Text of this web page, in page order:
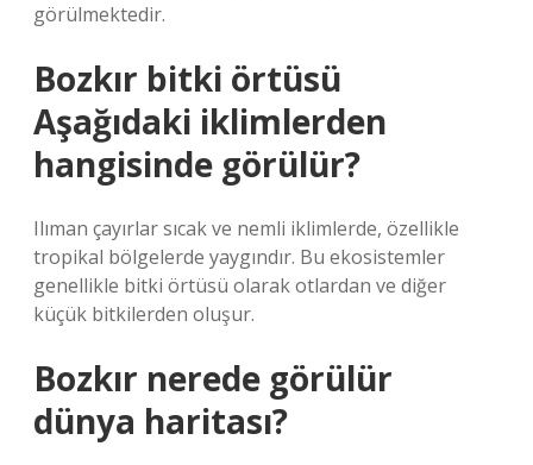
görülmektedir.
Bozkır bitki örtüsü
Aşağıdaki iklimlerden
hangisinde görülür?
Ilıman çayırlar sıcak ve nemli iklimlerde, özellikle
tropikal bölgelerde yaygındır. Bu ekosistemler
genellikle bitki örtüsü olarak otlardan ve diğer
küçük bitkilerden oluşur.
Bozkır nerede görülür
dünya haritası?